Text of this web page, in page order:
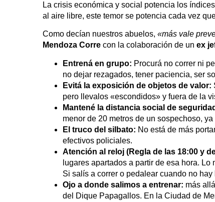
La crisis económica y social potencia los
al aire libre, este temor se potencia cada vez
Como decían nuestros abuelos, «más vale
Mendoza Corre con la colaboración de un ex
Entrená en grupo: Procurá no correr ni
no dejar rezagados, tener paciencia, ser
Evitá la exposición de objetos de valor:
pero llevalos «escondidos» y fuera de la
Mantené la distancia social de
menor de 20 metros de un sospechoso,
El truco del silbato: No está de más
efectivos policiales.
Atención al reloj (Regla de las 18:00 y
lugares apartados a partir de esa hora.
Si salís a correr o pedalear cuando no
Ojo a donde salimos a entrenar: más
del Dique Papagallos. En la Ciudad de